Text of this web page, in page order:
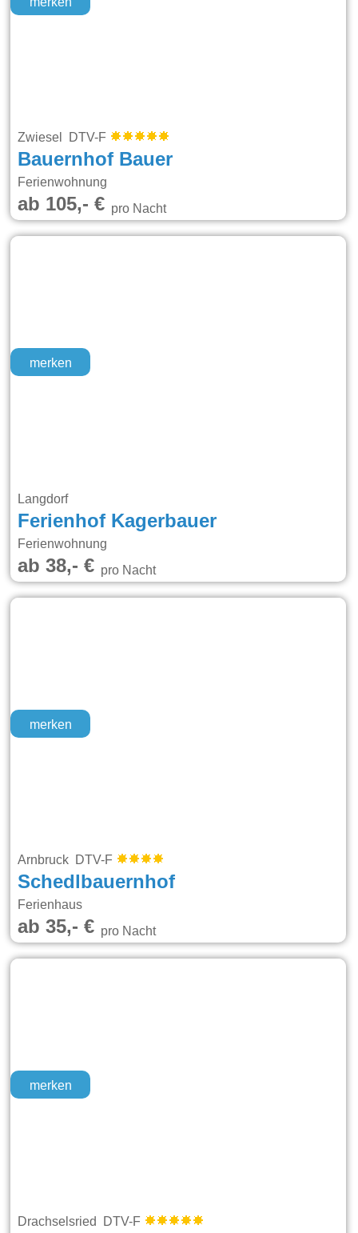
Zwiesel DTV-F
Bauernhof Bauer
Ferienwohnung
ab 105,- €pro Nacht
merken
Langdorf
Ferienhof Kagerbauer
Ferienwohnung
ab 38,- €pro Nacht
merken
Arnbruck DTV-F
Schedlbauernhof
Ferienhaus
ab 35,- €pro Nacht
merken
Drachselsried DTV-F